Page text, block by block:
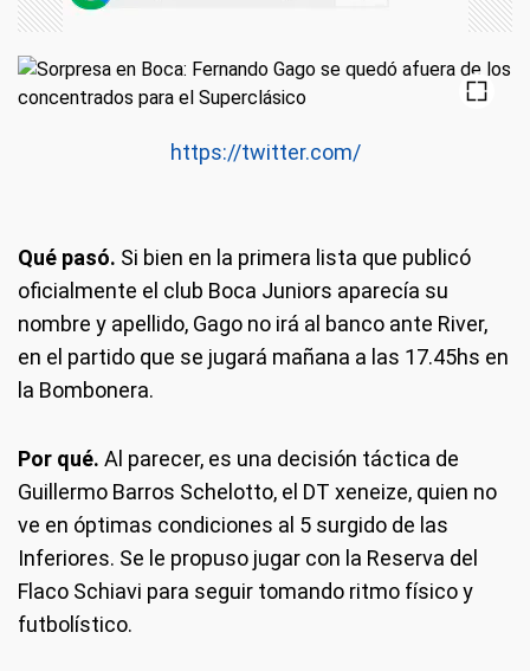
https://twitter.com/
Qué pasó. Si bien en la primera lista que publicó
oficialmente el club Boca Juniors aparecía su
nombre y apellido, Gago no irá al banco ante River,
en el partido que se jugará mañana a las 17.45hs en
la Bombonera.
Por qué. Al parecer, es una decisión táctica de
Guillermo Barros Schelotto, el DT xeneize, quien no
ve en óptimas condiciones al 5 surgido de las
Inferiores. Se le propuso jugar con la Reserva del
Flaco Schiavi para seguir tomando ritmo físico y
futbolístico.